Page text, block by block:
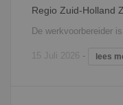
Regio Zuid-Holland
15 Juli 2026 - lees